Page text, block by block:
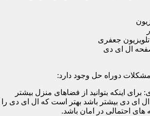
تلویزیون جعفری
ال ای دی
دوراه حل وجود دارد:
اینکه بتوانید از فضاهای منزل بیشتر
ال ای دی بیشتر باشد بهتر است که ال ای دی را
های احتمالی در امان باشد.